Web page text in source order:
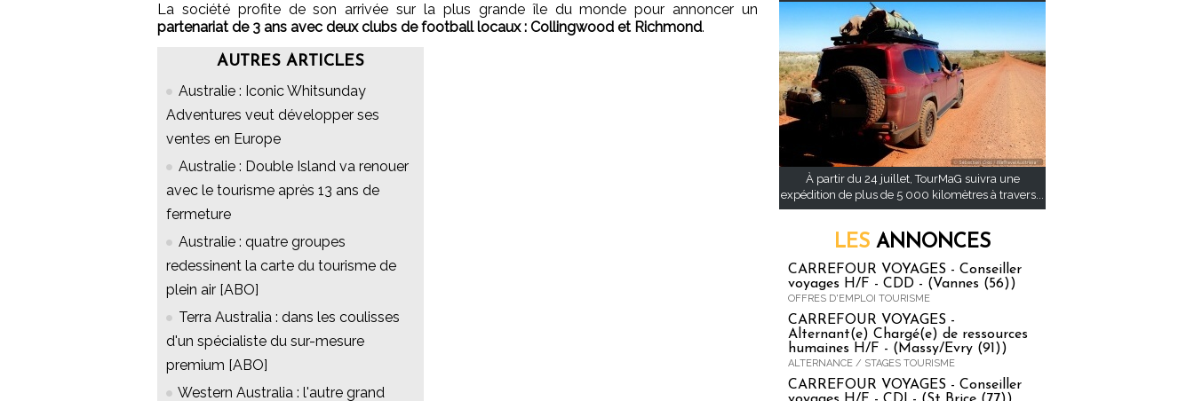
La société profite de son arrivée sur la plus grande île du monde pour annoncer un
partenariat de 3 ans avec deux clubs de football locaux : Collingwood et Richmond.
AUTRES ARTICLES
Australie : Iconic Whitsunday
Adventures veut développer ses
ventes en Europe
Australie : Double Island va renouer
avec le tourisme après 13 ans de
fermeture
Australie : quatre groupes
redessinent la carte du tourisme de
plein air [ABO]
Terra Australia : dans les coulisses
d'un spécialiste du sur-mesure
premium [ABO]
Western Australia : l'autre grand
À partir du 24 juillet, TourMaG suivra une
expédition de plus de 5 000 kilomètres à travers...
LES ANNONCES
CARREFOUR VOYAGES - Conseiller
voyages H/F - CDD - (Vannes (56))
OFFRES D'EMPLOI TOURISME
CARREFOUR VOYAGES -
Alternant(e) Chargé(e) de ressources
humaines H/F - (Massy/Evry (91))
ALTERNANCE / STAGES TOURISME
CARREFOUR VOYAGES - Conseiller